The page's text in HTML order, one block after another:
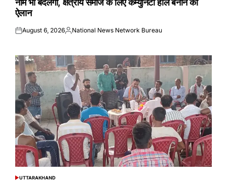
नाम भी बदलेगा, क्षत्रीय समाज के लिए कम्युनिटी हॉल बनाने का
ऐलान
Posted
August 6, 2026Posted
National News Network Bureau
POSTED
UTTARAKHAND